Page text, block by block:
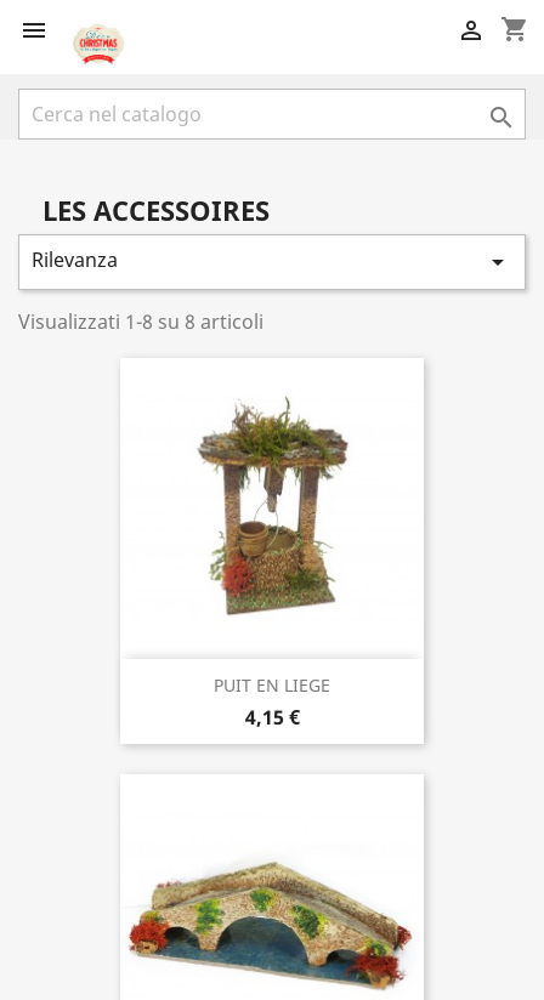
 shopping_cart


LES ACCESSOIRES
Rilevanza 
Visualizzati 1-8 su 8 articoli
PUIT EN LIEGE
4,15 €